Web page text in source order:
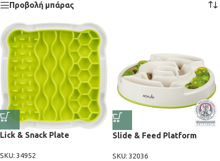
Προβολή μπάρας
Lick & Snack Plate
SKU: 34952
Slide & Feed Platform
SKU: 32036